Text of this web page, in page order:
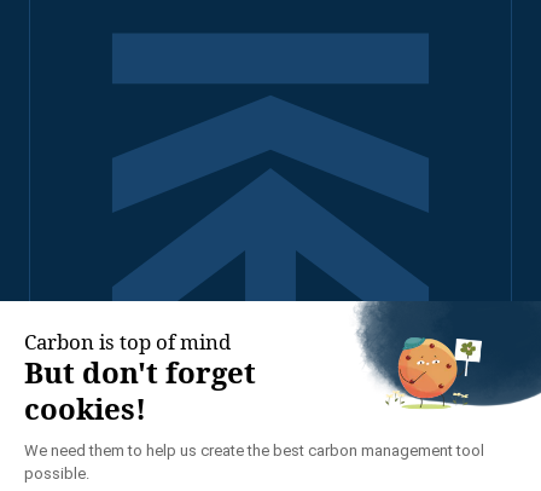
DROITS RÉSERVÉS
POLITIQUE DE